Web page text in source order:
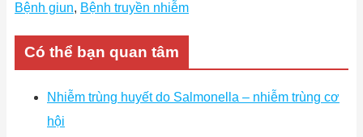
Bệnh giun, Bệnh truyền nhiễm
Có thể bạn quan tâm
Nhiễm trùng huyết do Salmonella – nhiễm trùng cơ
hội